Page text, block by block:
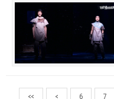
<< < 6 7